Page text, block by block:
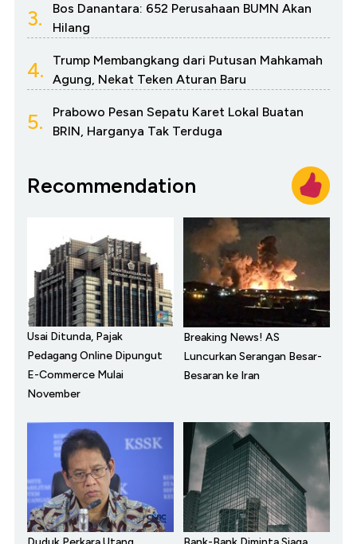
3.
Bos Danantara: 652 Perusahaan BUMN Akan
Hilang
4.
Trump Membangkang dari Putusan Mahkamah
Agung, Nekat Teken Aturan Baru
5.
Prabowo Pesan Sepatu Karet Lokal Buatan
BRIN, Harganya Tak Terduga
Recommendation
Usai Ditunda, Pajak
Pedagang Online Dipungut
E-Commerce Mulai
November
Breaking News! AS
Luncurkan Serangan Besar-
Besaran ke Iran